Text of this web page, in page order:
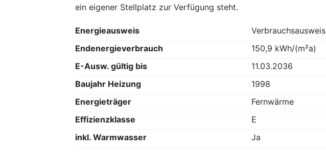
ein eigener Stellplatz zur Verfügung steht.
Energieausweis
Verbrauchsausweis
Endenergieverbrauch
150,9 kWh/(m²a)
E-Ausw. gültig bis
11.03.2036
Baujahr Heizung
1998
Energieträger
Fernwärme
Effizienzklasse
E
inkl. Warmwasser
Ja